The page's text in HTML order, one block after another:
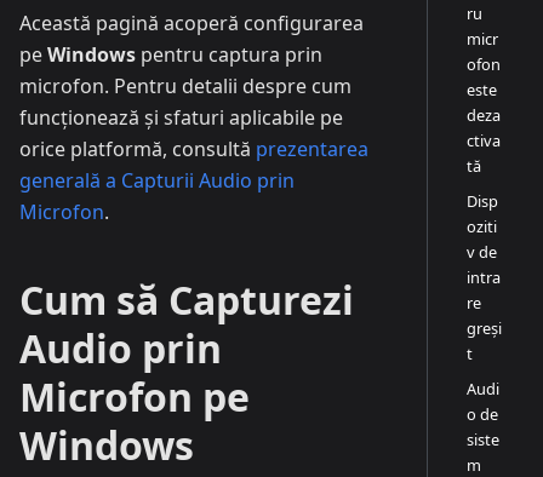
Această pagină acoperă configurarea
peWindows pentru captura prin
microfon. Pentru detalii despre cum
funcționează și sfaturi aplicabile pe
orice platformă, consultă prezentarea
generală a Capturii Audio prin
Microfon.
Cum să Capturezi
Audio prin
Microfon pe
Windows
ru
micr
ofon
este
deza
ctiva
tă
Disp
oziti
v de
intra
re
greși
t
Audi
o de
siste
m